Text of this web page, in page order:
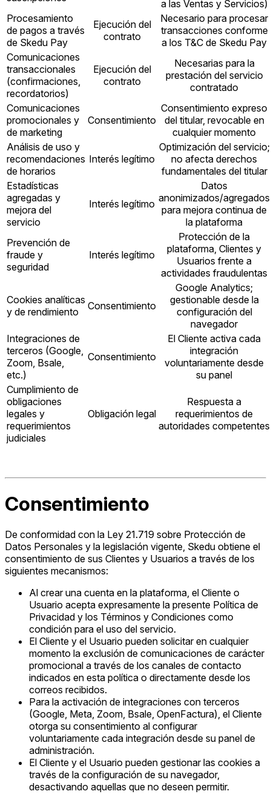
a las Ventas y Servicios)
Procesamiento
de pagos a través
de Skedu Pay
Ejecución del
contrato
Necesario para procesar
transacciones conforme
a los T&C de Skedu Pay
Comunicaciones
transaccionales
(confirmaciones,
recordatorios)
Ejecución del
contrato
Necesarias para la
prestación del servicio
contratado
Comunicaciones
promocionales y
de marketing
Consentimiento
Consentimiento expreso
del titular, revocable en
cualquier momento
Análisis de uso y
recomendaciones
de horarios
Interés legítimo
Optimización del servicio;
no afecta derechos
fundamentales del titular
Estadísticas
agregadas y
mejora del
servicio
Interés legítimo
Datos
anonimizados/agregados
para mejora continua de
la plataforma
Prevención de
fraude y
seguridad
Interés legítimo
Protección de la
plataforma, Clientes y
Usuarios frente a
actividades fraudulentas
Cookies analíticas
y de rendimiento
Consentimiento
Google Analytics;
gestionable desde la
configuración del
navegador
Integraciones de
terceros (Google,
Zoom, Bsale,
etc.)
Consentimiento
El Cliente activa cada
integración
voluntariamente desde
su panel
Cumplimiento de
obligaciones
legales y
requerimientos
judiciales
Obligación legal
Respuesta a
requerimientos de
autoridades competentes
Consentimiento
De conformidad con la Ley 21.719 sobre Protección de
Datos Personales y la legislación vigente, Skedu obtiene el
consentimiento de sus Clientes y Usuarios a través de los
siguientes mecanismos:
Al crear una cuenta en la plataforma, el Cliente o
Usuario acepta expresamente la presente Política de
Privacidad y los Términos y Condiciones como
condición para el uso del servicio.
El Cliente y el Usuario pueden solicitar en cualquier
momento la exclusión de comunicaciones de carácter
promocional a través de los canales de contacto
indicados en esta política o directamente desde los
correos recibidos.
Para la activación de integraciones con terceros
(Google, Meta, Zoom, Bsale, OpenFactura), el Cliente
otorga su consentimiento al configurar
voluntariamente cada integración desde su panel de
administración.
El Cliente y el Usuario pueden gestionar las cookies a
través de la configuración de su navegador,
desactivando aquellas que no deseen permitir.